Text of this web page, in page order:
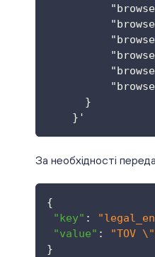
      }
    }'
За необхідності
{
"key" :
"value" :
"TOV
}